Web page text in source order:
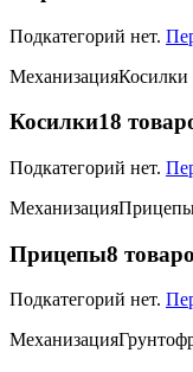
Подкатегорий нет.
МеханизацияКосилки
Косилки18
Подкатегорий нет.
Механизация
Прицепы8
Подкатегорий нет.
Механизация